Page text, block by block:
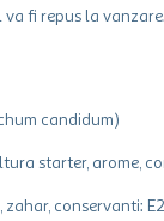
fi repus la vanzare.
candidum)
starter, arome,
conservanti: